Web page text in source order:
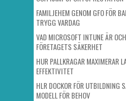
FAMILJEHEM GENOM GFO FÖR
TRYGG VARDAG
VAD MICROSOFT INTUNE ÄR
FÖRETAGETS SÄKERHET
HUR PALLKRAGAR MAXIMERAR
EFFEKTIVITET
HLR DOCKOR FÖR UTBILDNING
MODELL FÖR BEHOV